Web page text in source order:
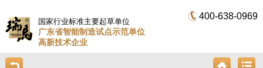
国家行业标准主要起草单位
广东省智能制造试点示范单位
高新技术企业
400-638-0969